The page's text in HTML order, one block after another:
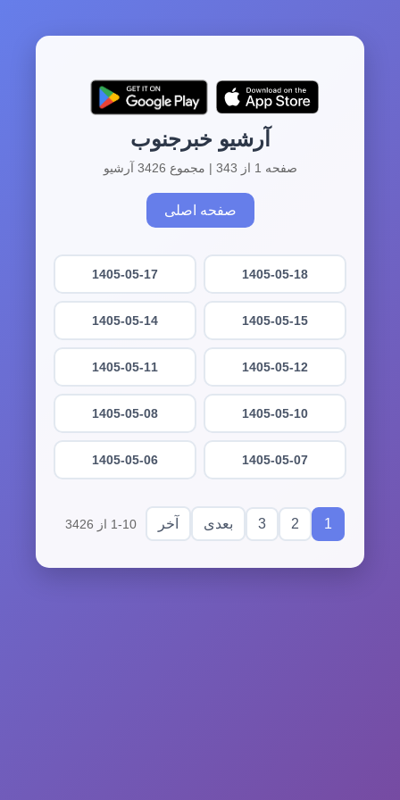
آرشیو خبرجنوب
صفحه 1 از 343 | مجموع 3426 آرشیو
صفحه اصلی
1405-05-18
1405-05-17
1405-05-15
1405-05-14
1405-05-12
1405-05-11
1405-05-10
1405-05-08
1405-05-07
1405-05-06
1
2
3 بعدی آخر 1-10 از 3426